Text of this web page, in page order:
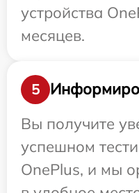
устройства
месяцев.
5
Вы получите
успешном
OnePlus, и мы